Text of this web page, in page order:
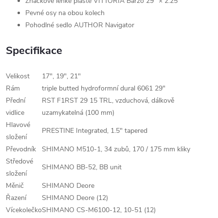
Pevné osy na obou kolech
Pohodlné sedlo AUTHOR Navigator
Specifikace
Velikost
17", 19", 21"
Rám
triple butted hydroformní dural 6061 29"
Přední
vidlice
RST F1RST 29 15 TRL, vzduchová, dálkově
uzamykatelná (100 mm)
Hlavové
složení
PRESTINE Integrated, 1.5" tapered
Převodník
SHIMANO M510-1, 34 zubů, 170 / 175 mm kliky
Středové
složení
SHIMANO BB-52, BB unit
Měnič
SHIMANO Deore
Řazení
SHIMANO Deore (12)
VícekolečkoSHIMANO CS-M6100-12, 10-51 (12)